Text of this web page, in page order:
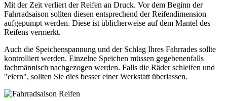
Mit der Zeit verliert der Reifen an Druck. Vor dem Beginn der
Fahrradsaison sollten diesen entsprechend der Reifendimension
aufgepumpt werden. Diese ist üblicherweise auf dem Mantel des
Reifens vermerkt.
Auch die Speichenspannung und der Schlag Ihres Fahrrades sollte
kontrolliert werden. Einzelne Speichen müssen gegebenenfalls
fachmännisch nachgezogen werden. Falls die Räder schleifen und
"eiern", sollten Sie dies besser einer Werkstatt überlassen.